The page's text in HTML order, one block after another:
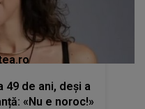
49 de ani, deși a
«Nu e noroc!»